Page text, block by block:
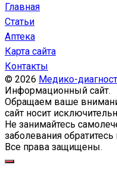
Главная
Статьи
Аптека
Карта сайта
Контакты
© 2026 Медико-
Информационный сайт.
Обращаем ваше
сайт носит
Не занимайтесь
заболевания обратитесь
Все права защищены.